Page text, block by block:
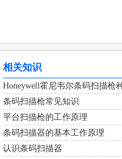
相关知识
Honeywell霍尼韦尔条码扫描枪
条码扫描枪常见知识
平台扫描枪的工作原理
条码扫描器的基本工作原理
认识条码扫描器